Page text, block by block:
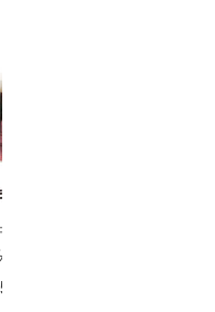
古】 寒水魚 / 中
/ [CD]【メー
送料無料】